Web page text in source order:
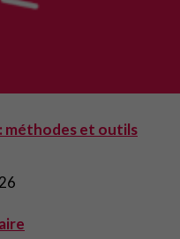
méthodes et outils